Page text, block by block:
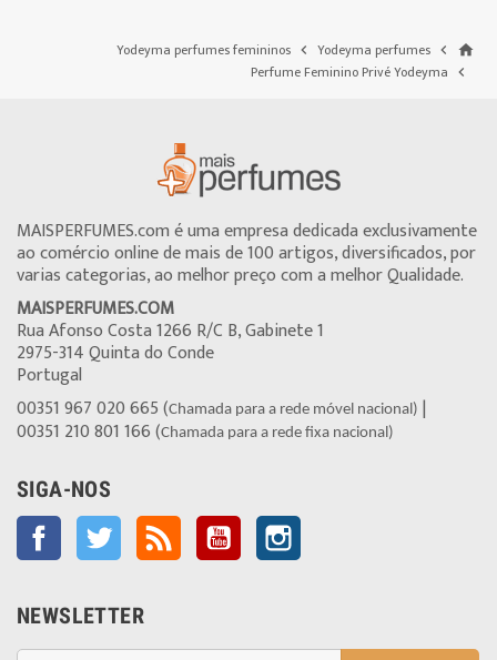
home

Yodeyma perfumes

Yodeyma perfumes femininos

Perfume Feminino Privé Yodeyma
MAISPERFUMES.com é uma empresa dedicada exclusivamente
ao comércio online de mais de 100 artigos, diversificados, por
varias categorias, ao melhor preço com a melhor Qualidade.
MAISPERFUMES.COM
Rua Afonso Costa 1266 R/C B, Gabinete 1
2975-314 Quinta do Conde
Portugal
00351 967 020 665 (Chamada para a rede móvel nacional) |
00351 210 801 166 (Chamada para a rede fixa nacional)
SIGA-NOS
Facebook Twitter Rss YouTube
NEWSLETTER